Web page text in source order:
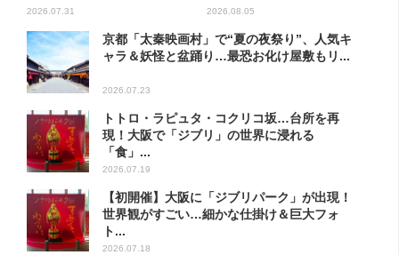
2026.07.31 2026.08.05
京都「太秦映画村」で“夏の夜祭り”、人気キ
ャラ＆妖怪と盆踊り…最恐お化け屋敷もリ...
2026.07.23
トトロ・ラピュタ・コクリコ坂…台所を再
現！大阪で「ジブリ」の世界に浸れる
「食」...
2026.07.19
【初開催】大阪に「ジブリパーク」が出現！
世界観がすごい…細かな仕掛け＆巨大フォ
ト...
2026.07.18